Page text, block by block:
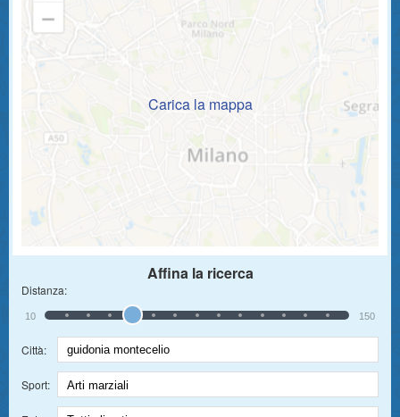
Carica la mappa
Affina la ricerca
Distanza:
10 150
Città:
Sport: